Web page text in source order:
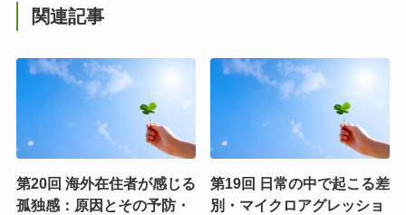
関連記事
第20回 海外在住者が感じる
孤独感：原因とその予防・
第19回 日常の中で起こる差
別・マイクロアグレッショ